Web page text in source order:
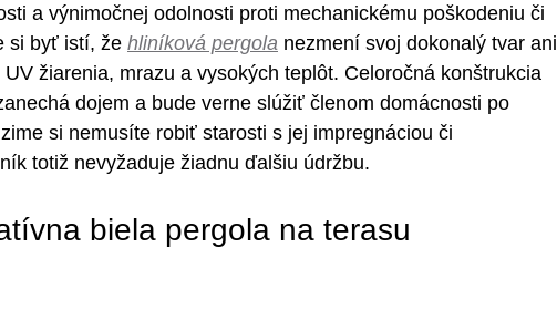
a výnimočnej odolnosti proti mechanickému poškodeniu či
si byť istí, že hliníková pergola nezmení svoj dokonalý tvar ani
žiarenia, mrazu a vysokých teplôt. Celoročná konštrukcia
dojem a bude verne slúžiť členom domácnosti po
si nemusíte robiť starosti s jej impregnáciou či
totiž nevyžaduje žiadnu ďalšiu údržbu.
biela pergola na terasu